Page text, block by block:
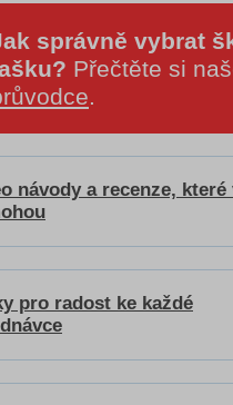
správně vybrat
Přečtěte si
.
návody a recenze, které
pro radost ke každé